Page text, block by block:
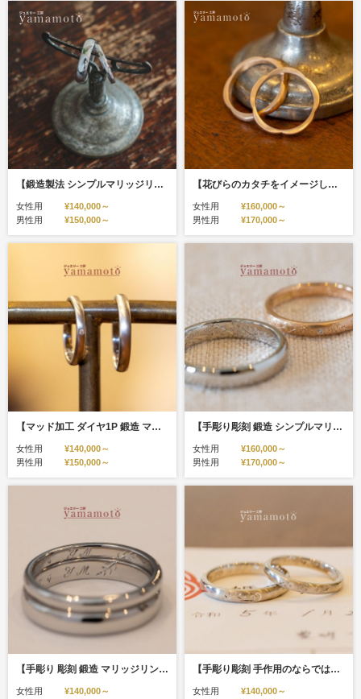
【鍛造製法 シンプルマリッジリング】
女性用
¥140,000～
男性用
¥150,000～
【花びらのカタチをイメージして作成、5petals（5プランツ）】リングを外した時、可愛いシルエットが嬉しい。1日を終えて指輪を外した時に癒される。
女性用
¥160,000～
男性用
¥170,000～
【マッド加工 ダイヤ1P 鍛造 マリッジリング】
女性用
¥140,000～
男性用
¥150,000～
【手彫り彫刻 鍛造 シンプルマリッジリング】
女性用
¥160,000～
男性用
¥170,000～
【手彫り 彫刻 鍛造 マリッジリング】
女性用
¥140,000～
【手彫り彫刻 手作用のならではの模様 マリッジリング】
女性用
¥140,000～